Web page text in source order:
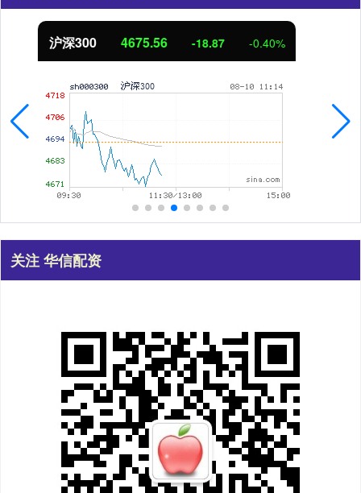
北证50 1125.16 -9.09 -0.80%
关注 华信配资